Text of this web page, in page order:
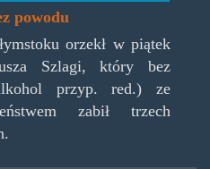
powodu
orzekł w piątek
Szlagi, który bez
przyp. red.) ze
zabił trzech